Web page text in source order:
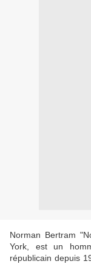
Norman Bertram
York, est un
républicain depuis